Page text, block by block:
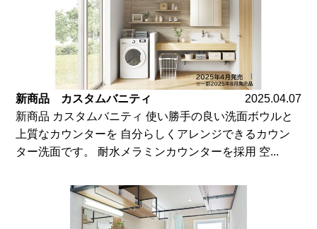
新商品 カスタムバニティ
2025.04.07
新商品 カスタムバニティ 使い勝手の良い洗面ボウルと
上質なカウンターを 自分らしくアレンジできるカウン
ター洗面です。 耐水メラミンカウンターを採用 空...